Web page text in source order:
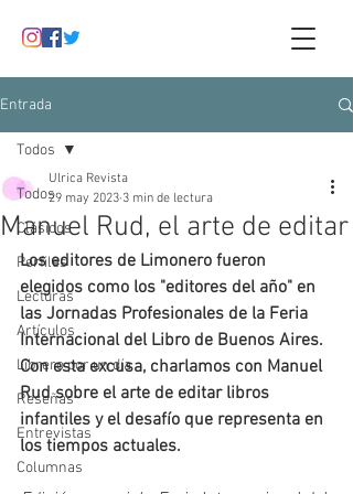
Entrada
Todos
Clásicos
Perfiles
Lecturas
Artículos
Librero por un día
Reseñas
Entrevistas
Columnas
Todos
Manuel Rud, el arte de editar
Ulrica Revista
29 may 2023 3 min de lectura
Los editores de Limonero fueron
elegidos como los "editores del año" en
las Jornadas Profesionales de la Feria
Internacional del Libro de Buenos Aires.
Con esta excusa, charlamos con Manuel
Rud sobre el arte de editar libros
infantiles y el desafío que representa en
los tiempos actuales.